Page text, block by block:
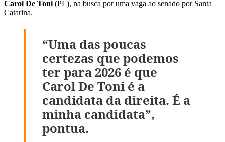
Carol De Toni (PL), na busca por uma vaga ao senado por Santa
Catarina.
“Uma das poucas
certezas que podemos
ter para 2026 é que
Carol De Toni é a
candidata da direita. É a
minha candidata”,
pontua.